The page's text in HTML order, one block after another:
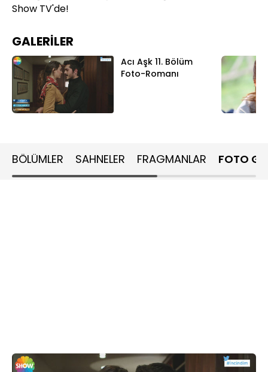
Show TV'de!
GALERİLER
Acı Aşk 11. Bölüm
Foto-Romanı
BÖLÜMLER SAHNELER FRAGMANLAR FOTO